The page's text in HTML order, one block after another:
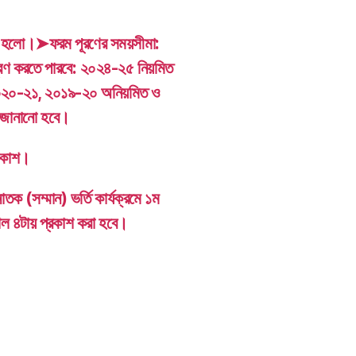
হলো।➤ফরম পূরণের সময়সীমা:
পারবে: ২০২৪-২৫ নিয়মিত
২১, ২০১৯-২০ অনিয়মিত ও
হবে।
(সম্মান) ভর্তি কার্যক্রমে ১ম
৪টায় প্রকাশ করা হবে।